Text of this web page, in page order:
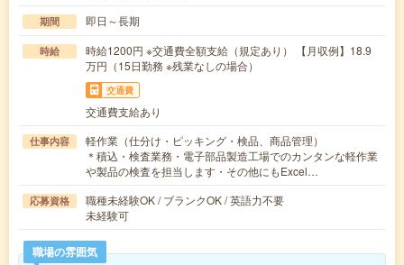
期間 即日～長期
時給
時給1200円 ※交通費全額支給（規定あり） 【月収例】18.9
万円（15日勤務 ※残業なしの場合）
交通費
交通費支給あり
仕事内容
軽作業（仕分け・ピッキング・検品、商品管理）
＊積込・検査業務・電子部品製造工場でのカンタンな軽作業
や製品の検査を担当します・その他にもExcel…
応募資格
職種未経験OK / ブランクOK / 英語力不要
未経験可
職場の雰囲気